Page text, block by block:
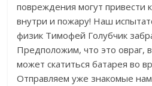
повреждения могут привести
внутри и пожару! Наш
физик Тимофей Голубчик
Предположим, что это овраг,
может скатиться батарея во
Отправляем уже знакомые нам